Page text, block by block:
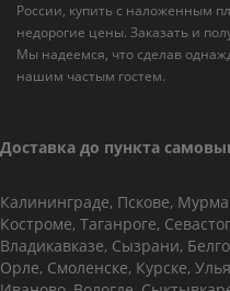
России, купить с наложенным
недорогие цены. Заказать и
Мы надеемся, что сделав
нашим частым гостем.
Доставка до пункта
Калининграде, Пскове,
Костроме, Таганроге,
Владикавказе, Сызрани,
Орле, Смоленске, Курске,